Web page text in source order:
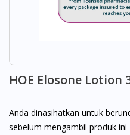
HOE Elosone Lotion
Anda dinasihatkan untuk
sebelum mengambil produk ini